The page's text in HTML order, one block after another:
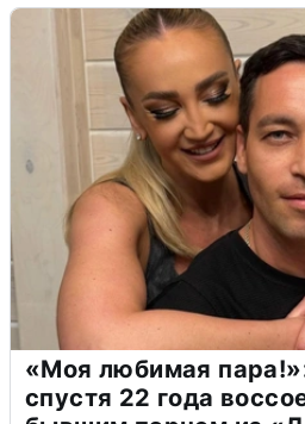
«Моя любимая
спустя 22 года